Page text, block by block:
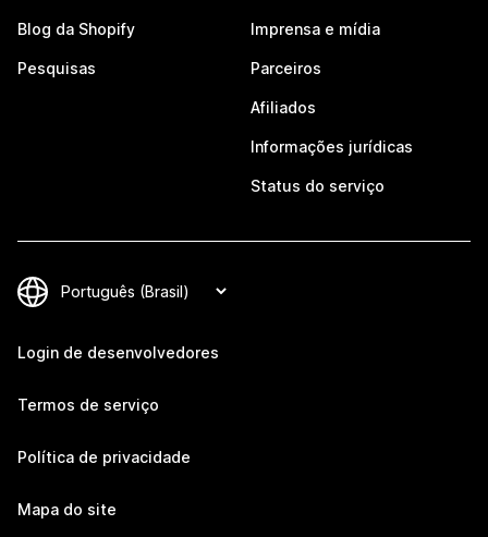
Blog da Shopify
Pesquisas
Imprensa e mídia
Parceiros
Afiliados
Informações jurídicas
Status do serviço
Login de desenvolvedores
Termos de serviço
Política de privacidade
Mapa do site